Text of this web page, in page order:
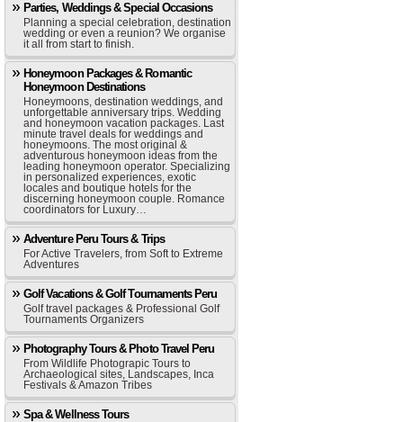
Parties, Weddings & Special Occasions
Planning a special celebration, destination
wedding or even a reunion? We organise
it all from start to finish.
Honeymoon Packages & Romantic
Honeymoon Destinations
Honeymoons, destination weddings, and
unforgettable anniversary trips. Wedding
and honeymoon vacation packages. Last
minute travel deals for weddings and
honeymoons. The most original &
adventurous honeymoon ideas from the
leading honeymoon operator. Specializing
in personalized experiences, exotic
locales and boutique hotels for the
discerning honeymoon couple. Romance
coordinators for Luxury…
Adventure Peru Tours & Trips
For Active Travelers, from Soft to Extreme
Adventures
Golf Vacations & Golf Tournaments Peru
Golf travel packages & Professional Golf
Tournaments Organizers
Photography Tours & Photo Travel Peru
From Wildlife Photograpic Tours to
Archaeological sites, Landscapes, Inca
Festivals & Amazon Tribes
Spa & Wellness Tours